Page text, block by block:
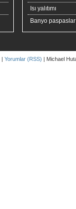
Isı yalıtımı
Banyo
| Yorumlar (RSS) | Michael